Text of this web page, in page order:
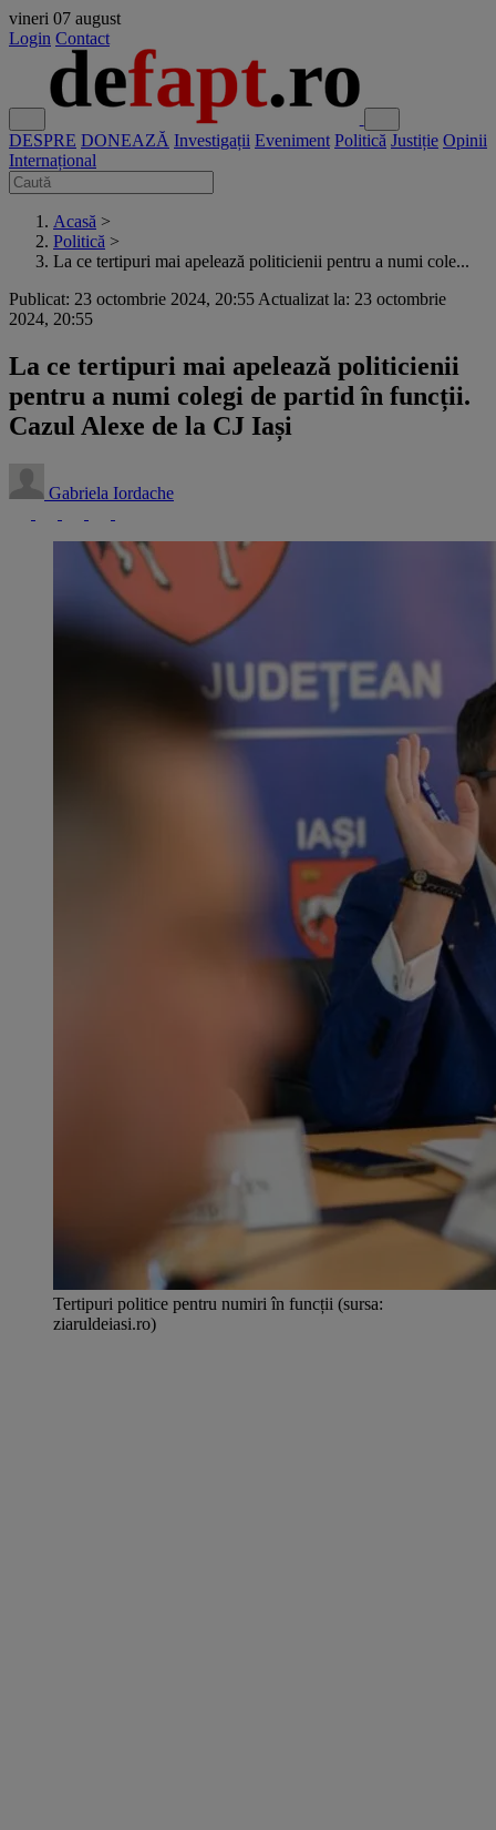
vineri 07 august
Login Contact
DESPRE DONEAZĂ Investigații Eveniment Politică Justiție Opinii
Internațional
Acasă >
Politică >
La ce tertipuri mai apelează politicienii pentru a numi cole...
Publicat: 23 octombrie 2024, 20:55 Actualizat la: 23 octombrie
2024, 20:55
La ce tertipuri mai apelează politicienii
pentru a numi colegi de partid în funcții.
Cazul Alexe de la CJ Iași
Gabriela Iordache
Tertipuri politice pentru numiri în funcții (sursa:
ziaruldeiasi.ro)